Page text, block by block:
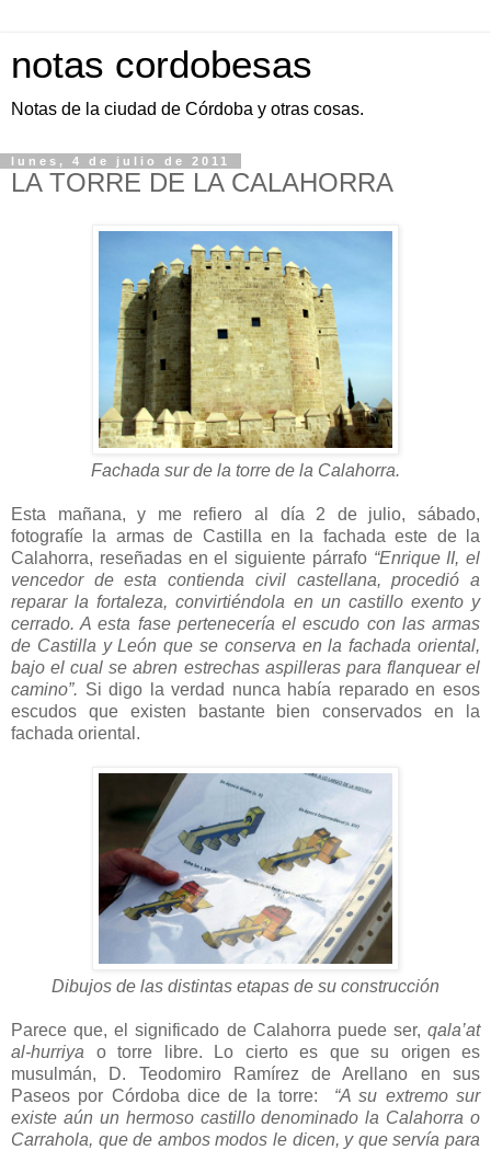
notas cordobesas
Notas de la ciudad de Córdoba y otras cosas.
lunes, 4 de julio de 2011
LA TORRE DE LA CALAHORRA
Fachada sur de la torre de la Calahorra.
Esta mañana, y me refiero al día 2 de julio, sábado,
fotografíe la armas de Castilla en la fachada este de la
Calahorra, reseñadas en el siguiente párrafo “Enrique II, el
vencedor de esta contienda civil castellana, procedió a
reparar la fortaleza, convirtiéndola en un castillo exento y
cerrado. A esta fase pertenecería el escudo con las armas
de Castilla y León que se conserva en la fachada oriental,
bajo el cual se abren estrechas aspilleras para flanquear el
camino”. Si digo la verdad nunca había reparado en esos
escudos que existen bastante bien conservados en la
fachada oriental.
Dibujos de las distintas etapas de su construcción
Parece que, el significado de Calahorra puede ser, qala’at
al-hurriya o torre libre. Lo cierto es que su origen es
musulmán, D. Teodomiro Ramírez de Arellano en sus
Paseos por Córdoba dice de la torre: “A su extremo sur
existe aún un hermoso castillo denominado la Calahorra o
Carrahola, que de ambos modos le dicen, y que servía para